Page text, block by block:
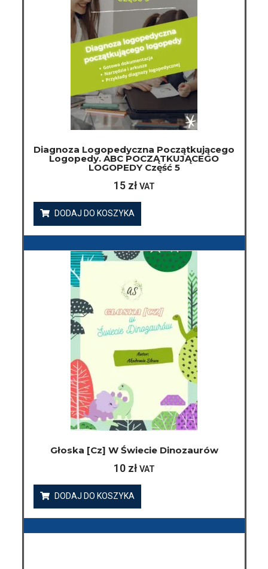
Diagnoza Logopedyczna Początkującego
Logopedy. ABC POCZĄTKUJĄCEGO
LOGOPEDY Część 5
15 zł VAT
DODAJ DO KOSZYKA
Głoska [cz] W Świecie Dinozaurów
10 zł VAT
DODAJ DO KOSZYKA